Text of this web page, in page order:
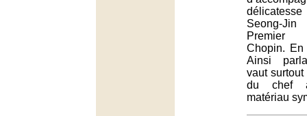
Seong-
Premier
Chopin. En
Ainsi
vaut
du chef
matériau